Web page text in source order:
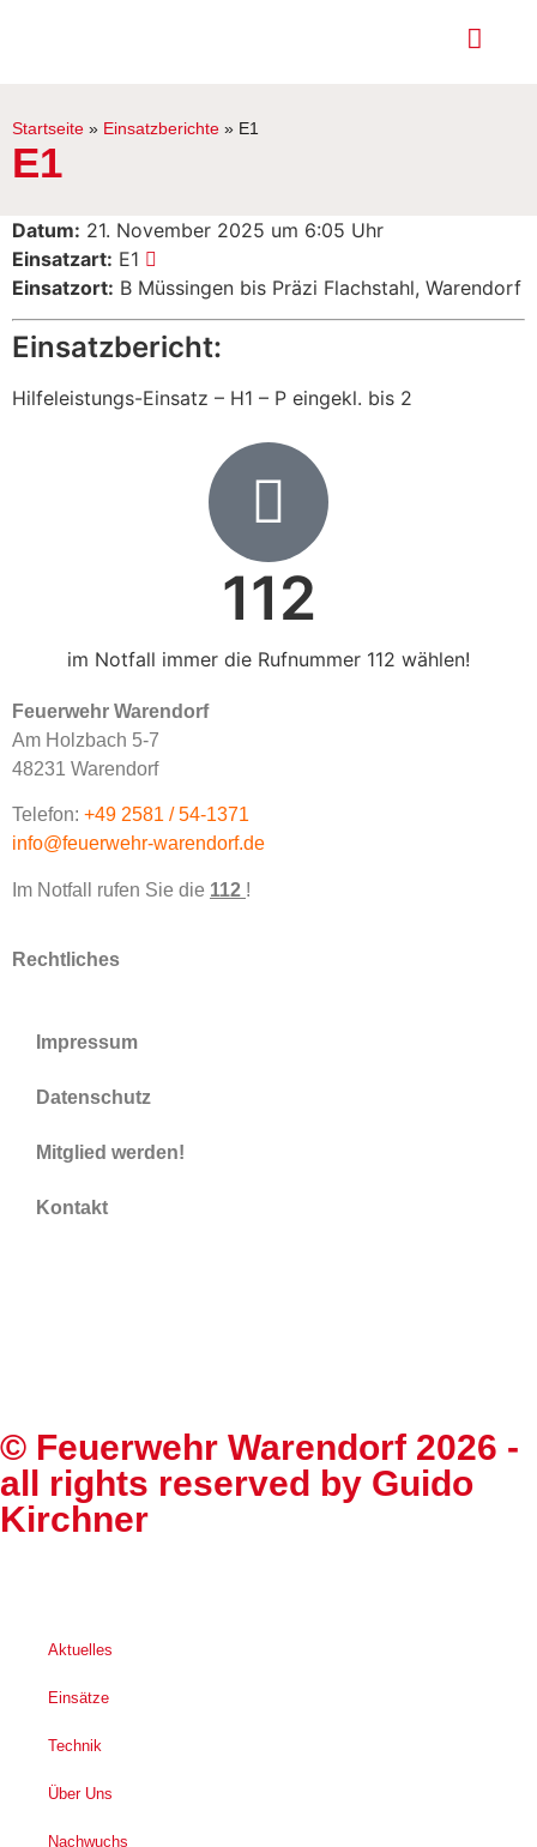
Startseite » Einsatzberichte » E1
E1
Datum: 21. November 2025 um 6:05 Uhr
Einsatzart: E1
Einsatzort: B Müssingen bis Präzi Flachstahl, Warendorf
Einsatzbericht:
Hilfeleistungs-Einsatz – H1 – P eingekl. bis 2
112
im Notfall immer die Rufnummer 112 wählen!
Feuerwehr Warendorf
Am Holzbach 5-7
48231 Warendorf
Telefon: +49 2581 / 54-1371
info@feuerwehr-warendorf.de
Im Notfall rufen Sie die 112 !
Rechtliches
Impressum
Datenschutz
Mitglied werden!
Kontakt
© Feuerwehr Warendorf 2026 -
all rights reserved by Guido
Kirchner
Aktuelles
Einsätze
Technik
Über Uns
Nachwuchs